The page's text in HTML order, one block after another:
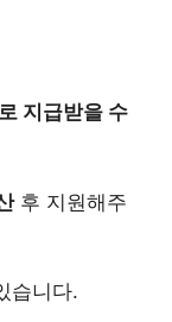
지급받을 수
후 지원해주
습니다.